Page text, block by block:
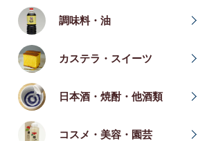
調味料・油
カステラ・スイーツ
日本酒・焼酎・他酒類
コスメ・美容・園芸